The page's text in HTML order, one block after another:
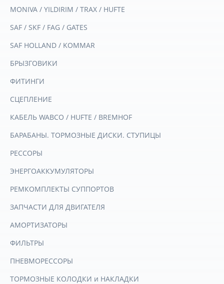
MONIVA / YILDIRIM / TRAX / HUFTE
SAF / SKF / FAG / GATES
SAF HOLLAND / KOMMAR
БРЫЗГОВИКИ
ФИТИНГИ
СЦЕПЛЕНИЕ
КАБЕЛЬ WABCO / HUFTE / BREMHOF
БАРАБАНЫ. ТОРМОЗНЫЕ ДИСКИ. СТУПИЦЫ
РЕССОРЫ
ЭНЕРГОАККУМУЛЯТОРЫ
РЕМКОМПЛЕКТЫ СУППОРТОВ
ЗАПЧАСТИ ДЛЯ ДВИГАТЕЛЯ
АМОРТИЗАТОРЫ
ФИЛЬТРЫ
ПНЕВМОРЕССОРЫ
ТОРМОЗНЫЕ КОЛОДКИ и НАКЛАДКИ